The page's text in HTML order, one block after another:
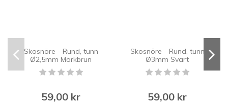
Skosnöre - Rund, tunn
Ø2,5mm Mörkbrun
59,00 kr
Skosnöre - Rund, tunn
Ø3mm Svart
59,00 kr